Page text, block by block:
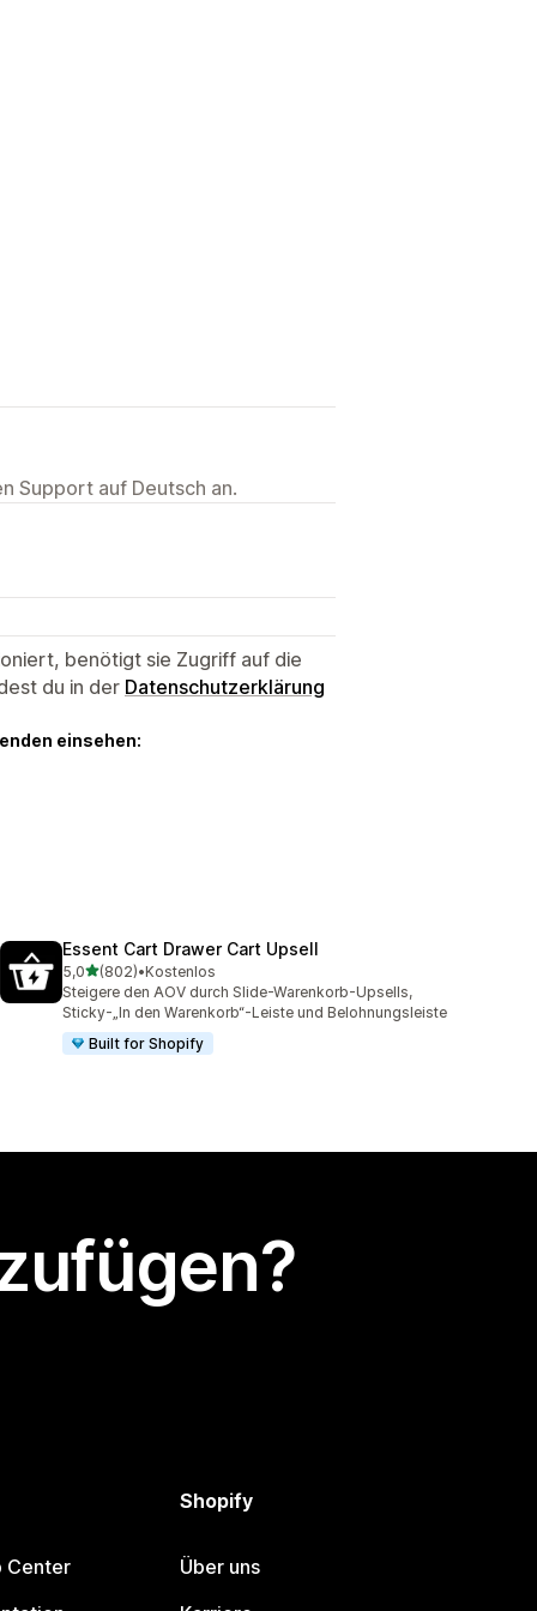
Support auf Deutsch an.
benötigt sie Zugriff auf die
du in der Datenschutzerklärung
einsehen:
Essent Cart Drawer Cart Upsell
5,0von 5 Sternen
(802)
802 Rezensionen insgesamt
•Kostenlos
Steigere den AOV durch Slide-Warenkorb-Upsells,
Sticky-„In den Warenkorb“-Leiste und Belohnungsleiste
Built for Shopify
Center
Shopify
Über uns